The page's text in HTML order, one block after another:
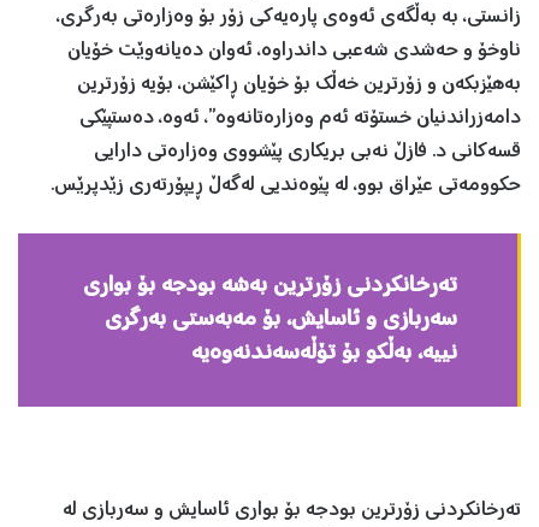
زانستی، بە بەڵگەی ئەوەی پارەیەکی زۆر بۆ وەزارەتی بەرگری،
ناوخۆ و حەشدی شەعبی داندراوە، ئەوان دەیانەوێت خۆیان
بەهێزبكەن و زۆرترین خەڵك بۆ خۆیان ڕاكێشن، بۆیە زۆرترین
دامەزراندنیان خستۆتە ئەم وەزارەتانەوە”، ئەوە، دەستپێکی
قسەکانی د. فازڵ نەبی بریکاری پێشووی وەزارەتی دارایی
حكوومەتی عێراق بوو، لە پێوەندیی لەگەڵ ڕیپۆرتەری زێدپرێس.
تەرخانکردنی زۆرترین بەشە بودجە بۆ بواری
سەربازی و ئاسایش، بۆ مەبەستی بەرگری
نییە، بەڵكو بۆ تۆڵەسەندنەوەیە
تەرخانکردنی زۆرترین بودجە بۆ بواری ئاسایش و سەربازی لە